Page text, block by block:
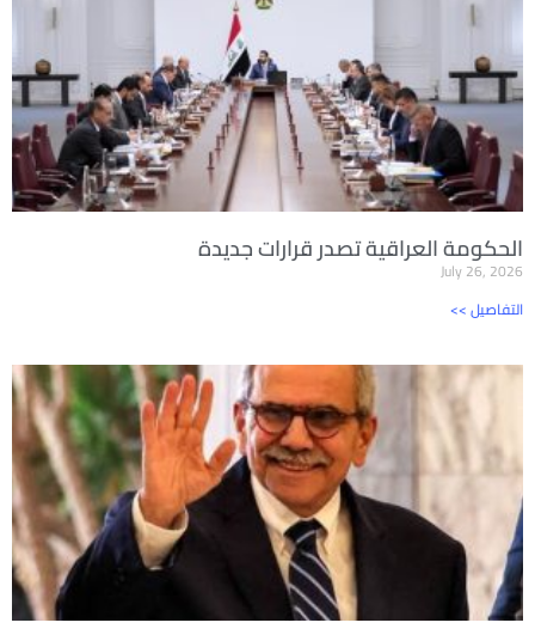
الحكومة العراقية تصدر قرارات جديدة
July 26, 2026
<< التفاصيل